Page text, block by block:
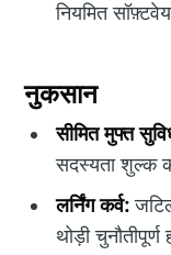
नियमित
नुकसान
सीमित मुफ्त
सदस्यता शुल्क
लर्निंग कर्व:
थोड़ी